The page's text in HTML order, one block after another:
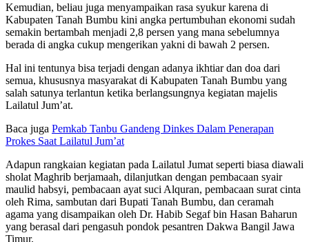
Kemudian, beliau juga menyampaikan rasa syukur karena di
Kabupaten Tanah Bumbu kini angka pertumbuhan ekonomi sudah
semakin bertambah menjadi 2,8 persen yang mana sebelumnya
berada di angka cukup mengerikan yakni di bawah 2 persen.
Hal ini tentunya bisa terjadi dengan adanya ikhtiar dan doa dari
semua, khususnya masyarakat di Kabupaten Tanah Bumbu yang
salah satunya terlantun ketika berlangsungnya kegiatan majelis
Lailatul Jum’at.
Baca juga Pemkab Tanbu Gandeng Dinkes Dalam Penerapan
Prokes Saat Lailatul Jum’at
Adapun rangkaian kegiatan pada Lailatul Jumat seperti biasa diawali
sholat Maghrib berjamaah, dilanjutkan dengan pembacaan syair
maulid habsyi, pembacaan ayat suci Alquran, pembacaan surat cinta
oleh Rima, sambutan dari Bupati Tanah Bumbu, dan ceramah
agama yang disampaikan oleh Dr. Habib Segaf bin Hasan Baharun
yang berasal dari pengasuh pondok pesantren Dakwa Bangil Jawa
Timur.